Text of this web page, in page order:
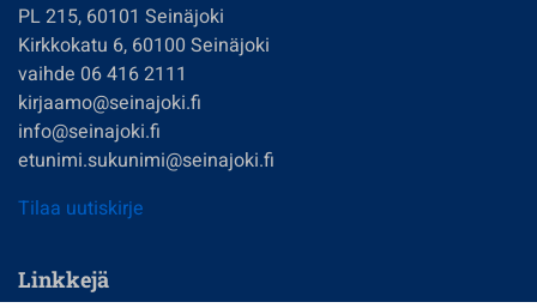
PL 215, 60101 Seinäjoki
Kirkkokatu 6, 60100 Seinäjoki
vaihde 06 416 2111
kirjaamo@seinajoki.fi
info@seinajoki.fi
etunimi.sukunimi@seinajoki.fi
Tilaa uutiskirje
Linkkejä